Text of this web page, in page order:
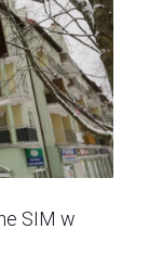
SIM w